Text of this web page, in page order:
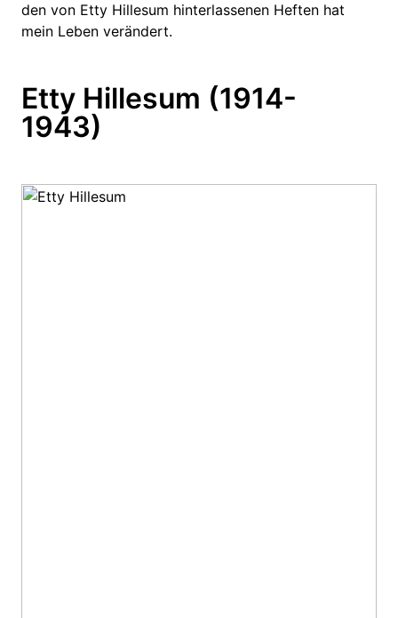
den von Etty Hillesum hinterlassenen Heften hat
mein Leben verändert.
Etty Hillesum (1914-
1943)